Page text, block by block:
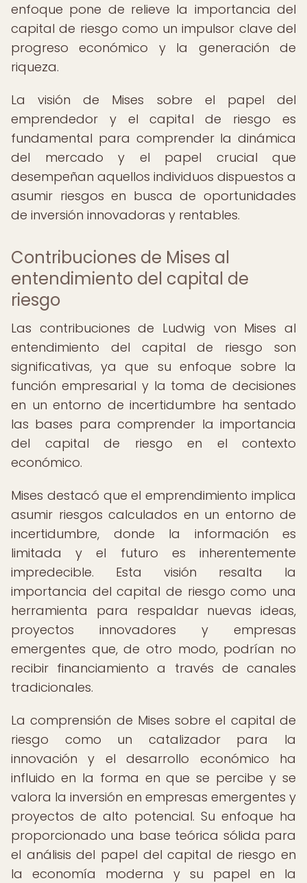
enfoque pone de relieve la importancia del
capital de riesgo como un impulsor clave del
progreso económico y la generación de
riqueza.
La visión de Mises sobre el papel del
emprendedor y el capital de riesgo es
fundamental para comprender la dinámica
del mercado y el papel crucial que
desempeñan aquellos individuos dispuestos a
asumir riesgos en busca de oportunidades
de inversión innovadoras y rentables.
Contribuciones de Mises al
entendimiento del capital de
riesgo
Las contribuciones de Ludwig von Mises al
entendimiento del capital de riesgo son
significativas, ya que su enfoque sobre la
función empresarial y la toma de decisiones
en un entorno de incertidumbre ha sentado
las bases para comprender la importancia
del capital de riesgo en el contexto
económico.
Mises destacó que el emprendimiento implica
asumir riesgos calculados en un entorno de
incertidumbre, donde la información es
limitada y el futuro es inherentemente
impredecible. Esta visión resalta la
importancia del capital de riesgo como una
herramienta para respaldar nuevas ideas,
proyectos innovadores y empresas
emergentes que, de otro modo, podrían no
recibir financiamiento a través de canales
tradicionales.
La comprensión de Mises sobre el capital de
riesgo como un catalizador para la
innovación y el desarrollo económico ha
influido en la forma en que se percibe y se
valora la inversión en empresas emergentes y
proyectos de alto potencial. Su enfoque ha
proporcionado una base teórica sólida para
el análisis del papel del capital de riesgo en
la economía moderna y su papel en la